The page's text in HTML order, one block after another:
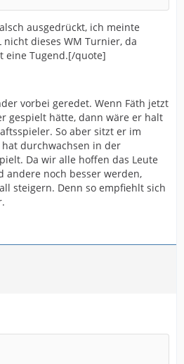
ausgedrückt, ich meinte
dieses WM Turnier, da
eine Tugend.[/quote]
vorbei geredet. Wenn Fäth jetzt
gespielt hätte, dann wäre er halt
So aber sitzt er im
durchwachsen in der
Da wir alle hoffen das Leute
andere noch besser werden,
steigern. Denn so empfiehlt sich